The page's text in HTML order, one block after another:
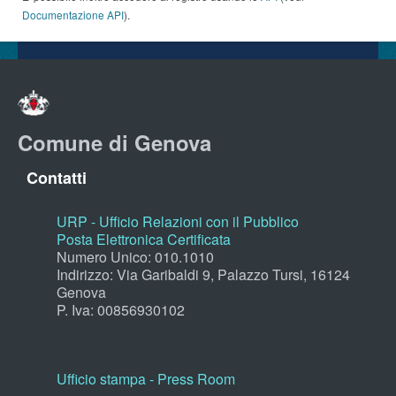
Documentazione API).
Comune di Genova
Contatti
URP - Ufficio Relazioni con il Pubblico
Posta Elettronica Certificata
Numero Unico: 010.1010
Indirizzo: Via Garibaldi 9, Palazzo Tursi, 16124
Genova
P. Iva: 00856930102
Ufficio stampa - Press Room